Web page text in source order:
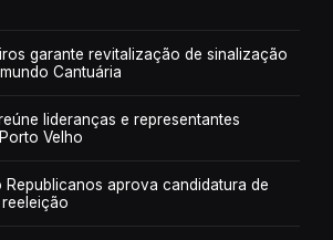
garante revitalização de sinalização
Cantuária
lideranças e representantes
Velho
aprova candidatura de